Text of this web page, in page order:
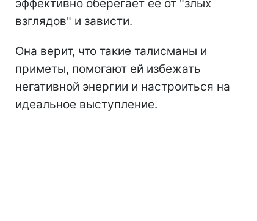
эффективно оберегает ее от "злых
взглядов" и зависти.
Она верит, что такие талисманы и
приметы, помогают ей избежать
негативной энергии и настроиться на
идеальное выступление.